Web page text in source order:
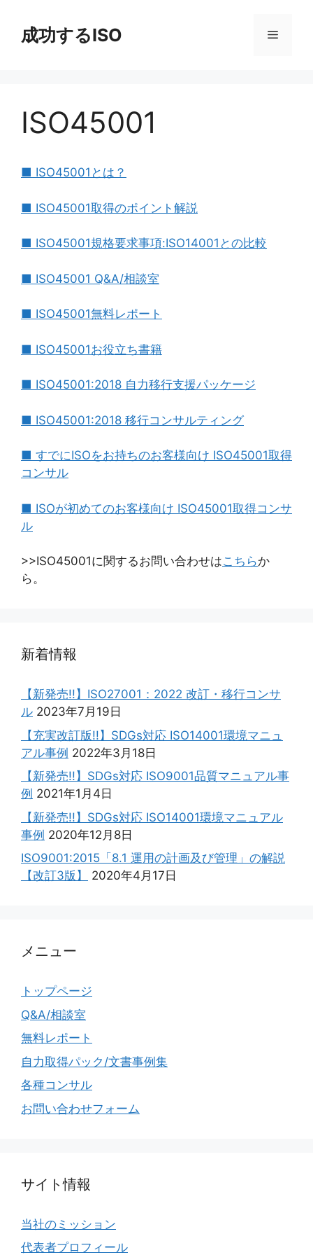
成功するISO メ
ISO45001
■ ISO45001とは？
■ ISO45001取得のポイント解説
■ ISO45001規格要求事項:ISO14001との比較
■ ISO45001 Q&A/相談室
■ ISO45001無料レポート
■ ISO45001お役立ち書籍
■ ISO45001:2018 自力移行支援パッケージ
■ ISO45001:2018 移行コンサルティング
■ すでにISOをお持ちのお客様向け ISO45001取得
コンサル
■ ISOが初めてのお客様向け ISO45001取得コンサ
ル
>>ISO45001に関するお問い合わせはこちらか
ら。
新着情報
【新発売!!】ISO27001：2022 改訂・移行コンサ
ル 2023年7月19日
【充実改訂版!!】SDGs対応 ISO14001環境マニュ
アル事例 2022年3月18日
【新発売!!】SDGs対応 ISO9001品質マニュアル事
例 2021年1月4日
【新発売!!】SDGs対応 ISO14001環境マニュアル
事例 2020年12月8日
ISO9001:2015「8.1 運用の計画及び管理」の解説
【改訂3版】
2020年4月17日
メニュー
トップページ
Q&A/相談室
無料レポート
自力取得パック/文書事例集
各種コンサル
お問い合わせフォーム
サイト情報
当社のミッション
代表者プロフィール